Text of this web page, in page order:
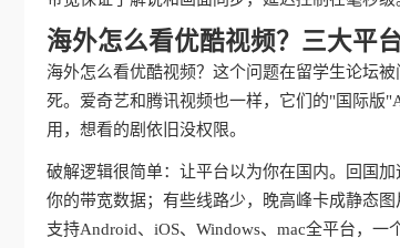
海外怎么看优酷视频？三大平
海外怎么看优酷视频？这个问题在留学生论坛
死。爱奇艺和腾讯视频也一样，它们的"国际版
用，想看的剧依旧没权限。
破解逻辑很简单：让平台以为你在国内。回国
你的带宽数据；有些线路少，晚高峰卡成静态
支持Android、iOS、Windows、mac全平台，